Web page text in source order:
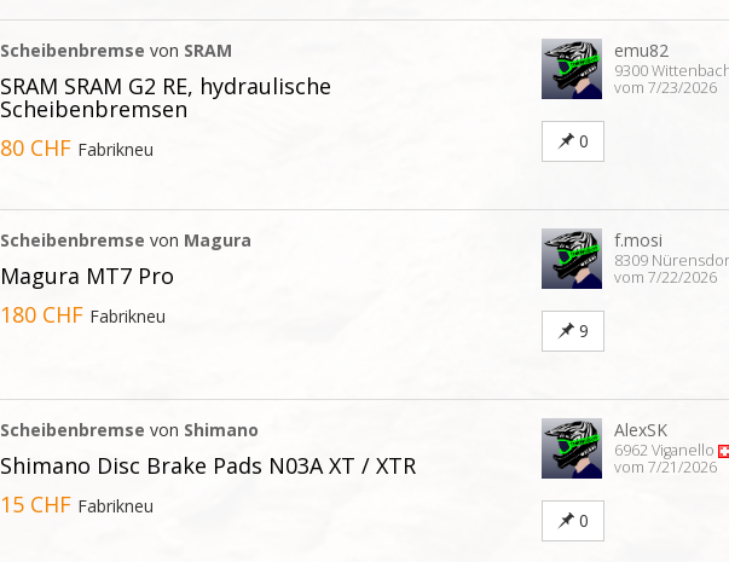
Scheibenbremse von SRAM
SRAM SRAM G2 RE, hydraulische
Scheibenbremsen
80 CHF Fabrikneu
emu82
9300
vom 7/23/2026
0
Scheibenbremse von Magura
Magura MT7 Pro
180 CHF Fabrikneu
f.mosi
8309
vom 7/22/2026
9
Scheibenbremse von Shimano
Shimano Disc Brake Pads N03A XT / XTR
15 CHF Fabrikneu
AlexSK
6962 Viganello
vom 7/21/2026
0